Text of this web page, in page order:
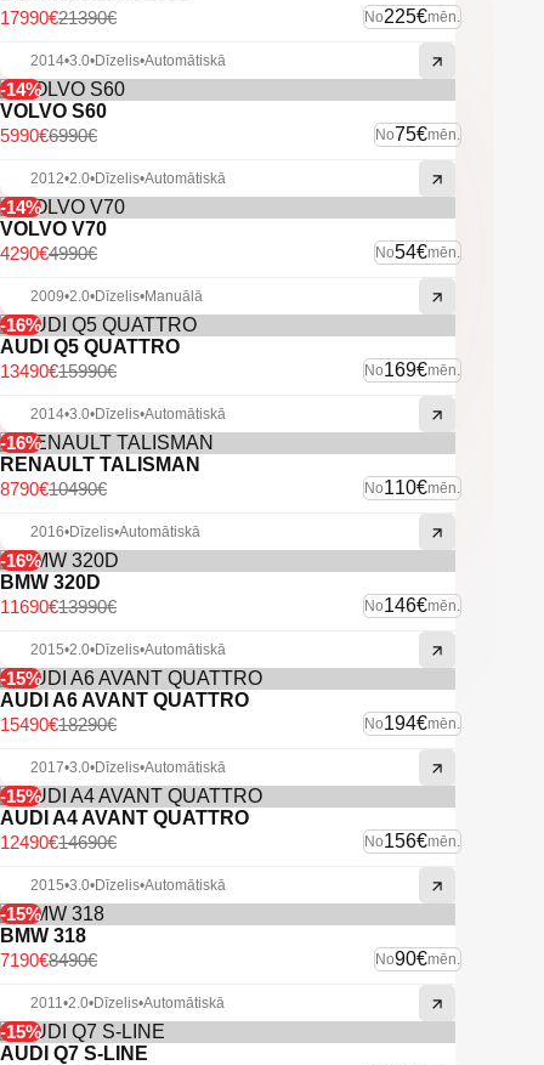
-Atpakaļskata kamera.
-Pr. parkošanās sensori.
-Automātiskās tuvās gaismas.
-LED dienas gaitas gaismas.
-Xenon lukturi.
-Vieglmetāla diski.
-U.C. ekstras.
No225€mēn.
21390€
17990€
2014•3.0•Dīzelis•Automātiskā
-14%
VOLVO S60
No75€mēn.
6990€
5990€
2012•2.0•Dīzelis•Automātiskā
-14%
VOLVO V70
No54€mēn.
4990€
4290€
2009•2.0•Dīzelis•Manuālā
-16%
AUDI Q5 QUATTRO
No169€mēn.
15990€
13490€
2014•3.0•Dīzelis•Automātiskā
-16%
RENAULT TALISMAN
No110€mēn.
10490€
8790€
2016•Dīzelis•Automātiskā
-16%
BMW 320D
No146€mēn.
13990€
11690€
2015•2.0•Dīzelis•Automātiskā
-15%
AUDI A6 AVANT QUATTRO
No194€mēn.
18290€
15490€
2017•3.0•Dīzelis•Automātiskā
-15%
AUDI A4 AVANT QUATTRO
No156€mēn.
14690€
12490€
2015•3.0•Dīzelis•Automātiskā
-15%
BMW 318
No90€mēn.
8490€
7190€
2011•2.0•Dīzelis•Automātiskā
-15%
AUDI Q7 S-LINE